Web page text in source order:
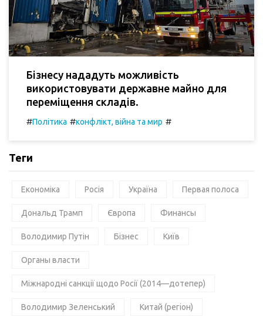
Бізнесу нададуть можливість
використовувати державне майно для
переміщення складів.
#Політика #конфлікт, війна та мир #
Теги
Економіка Росія Україна Первая полоса
Дональд Трамп Європа Финансы
Володимир Путін Бізнес Київ
Органы власти
Міжнародні санкції щодо Росії (2014—дотепер)
Володимир Зеленський Китай (регіон)